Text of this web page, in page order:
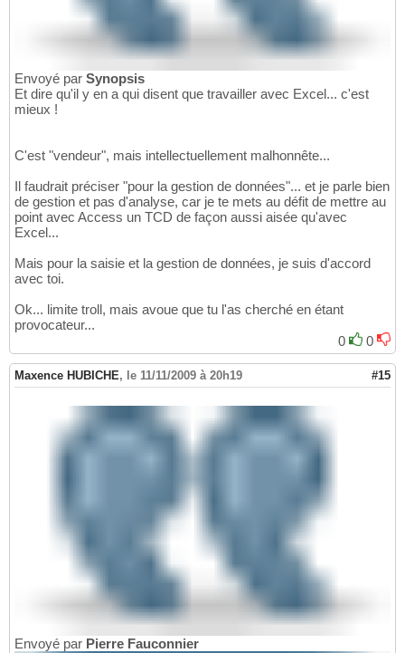
Envoyé par Synopsis
Et dire qu'il y en a qui disent que travailler avec Excel... c'est
mieux !
C'est "vendeur", mais intellectuellement malhonnête...
Il faudrait préciser "pour la gestion de données"... et je parle bien
de gestion et pas d'analyse, car je te mets au défit de mettre au
point avec Access un TCD de façon aussi aisée qu'avec
Excel...
Mais pour la saisie et la gestion de données, je suis d'accord
avec toi.
Ok... limite troll, mais avoue que tu l'as cherché en étant
provocateur...
0
0
Maxence HUBICHE, le 11/11/2009 à 20h19 #15
Envoyé par Pierre Fauconnier